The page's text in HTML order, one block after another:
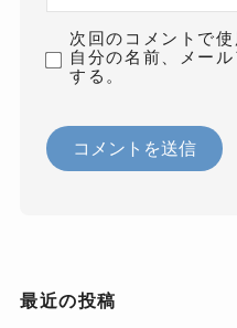
次回のコメントで
自分の名前、メー
する。
最近の投稿